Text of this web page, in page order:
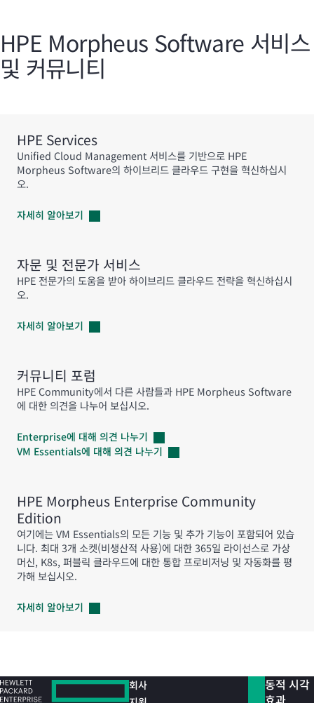
HPE Morpheus Software 서비스
및 커뮤니티
HPE Services
Unified Cloud Management 서비스를 기반으로 HPE
Morpheus Software의 하이브리드 클라우드 구현을 혁신하십시
오.
자세히 알아보기
자문 및 전문가 서비스
HPE 전문가의 도움을 받아 하이브리드 클라우드 전략을 혁신하십시
오.
자세히 알아보기
커뮤니티 포럼
HPE Community에서 다른 사람들과 HPE Morpheus Software
에 대한 의견을 나누어 보십시오.
Enterprise에 대해 의견 나누기
VM Essentials에 대해 의견 나누기
HPE Morpheus Enterprise Community
Edition
여기에는 VM Essentials의 모든 기능 및 추가 기능이 포함되어 있습
니다. 최대 3개 소켓(비생산적 사용)에 대한 365일 라이선스로 가상
머신, K8s, 퍼블릭 클라우드에 대한 통합 프로비저닝 및 자동화를 평
가해 보십시오.
자세히 알아보기
회사
동적 시각
효과